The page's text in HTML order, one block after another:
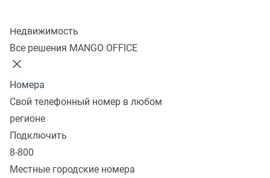
Недвижимость
Все решения MANGO OFFICE
Номера
Свой телефонный номер в любом
регионе
Подключить
8-800
Местные городские номера
Что такое Mango Mobile?
Mango Mobile — это FMC-решение
Convergence), превращающее обычный
мобильный телефон в полноценный офисный
номер со всеми возможностями АТС.